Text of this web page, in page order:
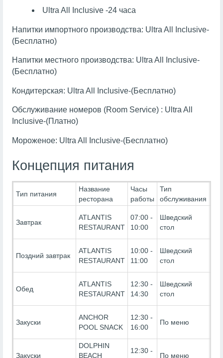
Ultra All Inclusive -24 часа
Напитки импортного производства: Ultra All Inclusive-
(Бесплатно)
Напитки местного производства: Ultra All Inclusive-
(Бесплатно)
Кондитерская: Ultra All Inclusive-(Бесплатно)
Обслуживание номеров (Room Service) : Ultra All
Inclusive-(Платно)
Мороженое: Ultra All Inclusive-(Бесплатно)
Концепция питания
Тип питания
Название
ресторана
Часы
работы
Тип
обслуживания
Завтрак
ATLANTIS
RESTAURANT
07:00 -
10:00
Шведский
стол
Поздний завтрак
ATLANTIS
RESTAURANT
10:00 -
11:00
Шведский
стол
Обед
ATLANTIS
RESTAURANT
12:30 -
14:30
Шведский
стол
Закуски
ANCHOR
POOL SNACK
12:30 -
16:00
По меню
Закуски
DOLPHIN
BEACH
12:30 -
По меню